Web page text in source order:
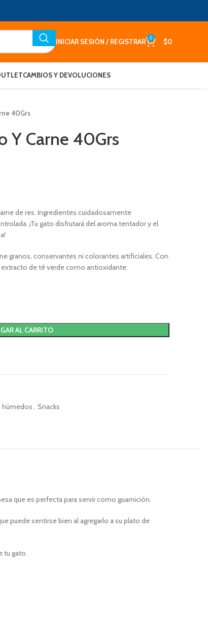
INICIAR SESIÓN / REGISTRAR 0 $0
CAMBIOS Y DEVOLUCIONES
40Grs
Y Carne 40Grs
de res. Ingredientes cuidadosamente
¡Tu gato disfrutará del aroma tentador y el
granos, conservantes ni colorantes artificiales. Con
extracto de té verde como antioxidante.
AL CARRITO
, Snacks
que es perfecta para servir como guarnición.
puede sentirse bien al agregarlo a su plato de
tu gato.